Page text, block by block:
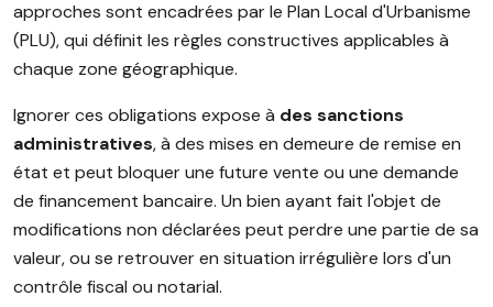
approches sont encadrées par le Plan Local d'Urbanisme
(PLU), qui définit les règles constructives applicables à
chaque zone géographique.
Ignorer ces obligations expose à des sanctions
administratives, à des mises en demeure de remise en
état et peut bloquer une future vente ou une demande
de financement bancaire. Un bien ayant fait l'objet de
modifications non déclarées peut perdre une partie de sa
valeur, ou se retrouver en situation irrégulière lors d'un
contrôle fiscal ou notarial.